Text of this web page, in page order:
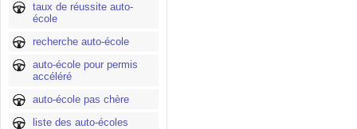
taux de réussite auto-
école
recherche auto-école
auto-école pour permis
accéléré
auto-école pas chère
liste des auto-écoles